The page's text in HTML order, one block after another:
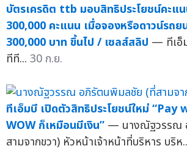
บัตรเครดิต ttb มอบสิทธิประโยชน์คะแ
300,000 คะแนน เมื่อจองหรือดาวน์รถ
300,000 บาท ขึ้นไป / เซลส์สลิป — ทีเอ็
ทีที... 30 ก.ย.
ทีเอ็มบี เปิดตัวสิทธิประโยชน์ใหม่ “Pay
WOW ก็เหมือนมีเงิน” — นางณัฐวรรณ
สามจากขวา) หัวหน้าเจ้าหน้าที่บริหาร บริห